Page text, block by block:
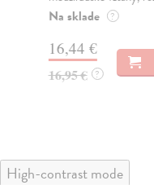
Na sklade ?
16,44 €
16,95 € ?
High-contrast mode